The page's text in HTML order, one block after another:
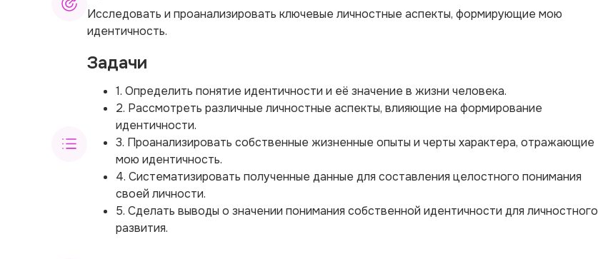
Исследовать и проанализировать ключевые личностные аспекты, формирующие мою
идентичность.
Задачи
1. Определить понятие идентичности и её значение в жизни человека.
2. Рассмотреть различные личностные аспекты, влияющие на формирование
идентичности.
3. Проанализировать собственные жизненные опыты и черты характера, отражающие
мою идентичность.
4. Систематизировать полученные данные для составления целостного понимания
своей личности.
5. Сделать выводы о значении понимания собственной идентичности для личностного
развития.